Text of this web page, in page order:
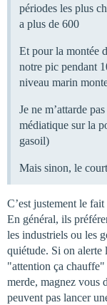
périodes les plus
a plus de 600
Et pour la montée
notre pic pendant
niveau marin
Je ne m’attarde
médiatique sur la
gasoil)
Mais sinon, le
C’est justement le
En général, ils
les industriels ou les
quiétude. Si on alerte
"attention ça chauffe"
merde, magnez vous
peuvent pas lancer